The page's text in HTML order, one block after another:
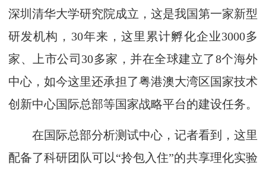
深圳清华大学研究院成立，这是我国第一家新型
研发机构，30年来，这里累计孵化企业3000多
家、上市公司30多家，并在全球建立了8个海外
中心，如今这里还承担了粤港澳大湾区国家技术
创新中心国际总部等国家战略平台的建设任务。
在国际总部分析测试中心，记者看到，这里
配备了科研团队可以“拎包入住”的共享理化实验